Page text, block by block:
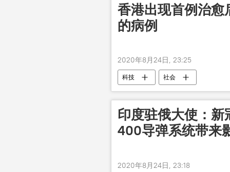
香港出现首例治愈
的病例
2020年8月24日, 23:25
科技 社会
印度驻俄大使：
400导弹系统带来
2020年8月24日, 23:18